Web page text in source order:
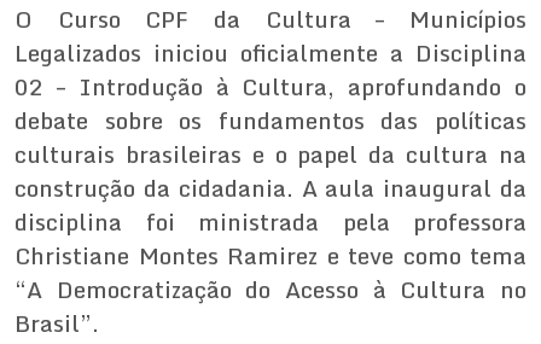
O Curso CPF da Cultura – Municípios
Legalizados iniciou oficialmente a Disciplina
02 – Introdução à Cultura, aprofundando o
debate sobre os fundamentos das políticas
culturais brasileiras e o papel da cultura na
construção da cidadania. A aula inaugural da
disciplina foi ministrada pela professora
Christiane Montes Ramirez e teve como tema
“A Democratização do Acesso à Cultura no
Brasil”.